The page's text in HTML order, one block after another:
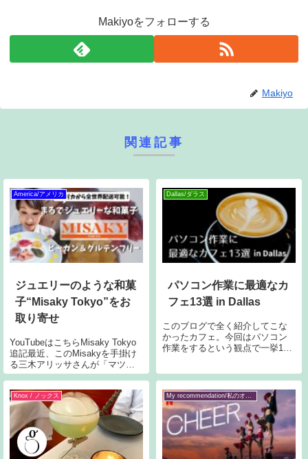
Makiyoをフォローする
Makiyo
関連記事
America/アメリカ
ジュエリーのような和菓
子“Misaky Tokyo”をお
取り寄せ
YouTubeはこちらMisaky Tokyo
追記最近、このMisakyを手掛け
る三木アリッサさんが「マツコ
会議」や「真相報道バンキシ
す！おめでとうございます！！
先日、ビーガンのお友達に渡す
プレゼントを考えていた
Dallas/ダラス
パソコン作業に最適なカ
フェ13選 in Dallas
このブログで全く紹介してこな
かったカフェ。今回はパソコン
作業をするという観点で一挙13
れも紹介したい」「このお店
も」と書いているうちにどんど
ん増えてしまって、13選とボリ
ューミーにな
Knox / ノックス My recommendation/私のオススメ